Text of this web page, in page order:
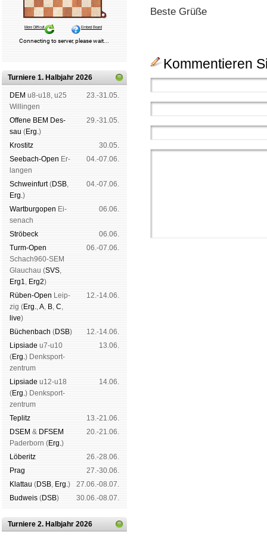
Turniere 1. Halbjahr 2026
DEM u8-u18, u25
Wil­lin­gen
23.-31.05.
Offene BEM Des­
sau (Erg.)
29.-31.05.
Kros­titz
30.05.
See­bach-Open Er­
lan­gen
04.-07.06.
Schwein­furt(DSB,
Erg.)
04.-07.06.
Wart­burg­open Ei­
se­nach
06.06.
Strö­beck
06.06.
Turm-Open
Schach960-SEM
Glau­chau (SVS,
Erg1, Erg2)
06.-07.06.
Rüben-Open Leip­
zig (Erg.,A, B, C,
live)
12.-14.06.
Büchen­bach (DSB)
12.-14.06.
Lipsiade u7-u10
(Erg.) Denk­sport­
zen­trum
13.06.
Lipsiade u12-u18
(Erg.) Denk­sport­
zen­trum
14.06.
Tep­litz
13.-21.06.
DSEM & DFSEM
Pader­born (Erg.)
20.-21.06.
Lö­be­ritz
26.-28.06.
Prag
27.-30.06.
Klat­tau (DSB, Erg.)
27.06.-08.07.
Bud­weis (DSB) 30.06.-08.07.
Turniere 2. Halbjahr 2026
Beste Grüße
Kommentieren